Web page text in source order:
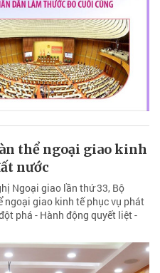
thể ngoại giao kinh
nước
Ngoại giao lần thứ 33, Bộ
ngoại giao kinh tế phục vụ phát
phá - Hành động quyết liệt -